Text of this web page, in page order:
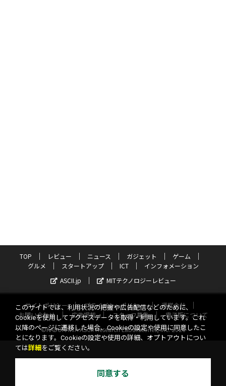
TOP レビュー ニュース ガジェット
ゲーム
グルメ
スタートアップ ICT
インフォメーション
ASCII.jp
MITテクノロジーレビュー
サイトポリシー プライバシーポリシー
運営会社
お問い合わせ
広告掲載 スタッフ募集
電子版について
©KADOKAWA ASCII Research Laboratories, Inc. 2026
このサイトでは、利用状況の把握や広告配信などのために、
Cookieを使用してアクセスデータを取得・利用しています。これ
以降のページに遷移した場合、Cookieの設定や使用に同意したこ
とになります。Cookieの設定や使用の詳細、オプトアウトについ
ては詳細 をご覧ください。
同意する